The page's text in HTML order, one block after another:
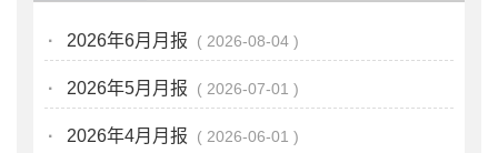
· 2026年6月月报 2026-08-04
· 2026年5月月报 2026-07-01
· 2026年4月月报 2026-06-01